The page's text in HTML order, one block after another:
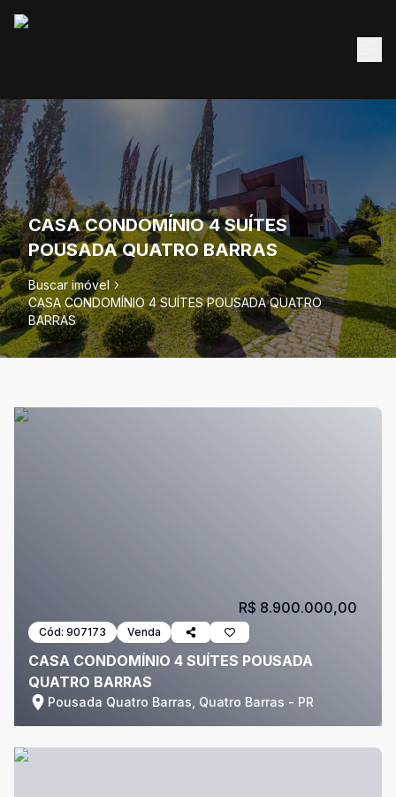
CASA CONDOMÍNIO 4 SUÍTES
POUSADA QUATRO BARRAS
Buscar imóvel
CASA CONDOMÍNIO 4 SUÍTES POUSADA QUATRO
BARRAS
Cód: 907173 Venda
CASA CONDOMÍNIO 4 SUÍTES POUSADA
QUATRO BARRAS
Pousada Quatro Barras, Quatro Barras - PR
R$ 8.900.000,00